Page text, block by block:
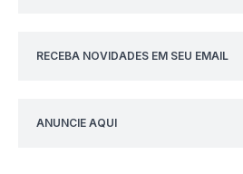
RECEBA NOVIDADES EM SEU EMAIL
ANUNCIE AQUI